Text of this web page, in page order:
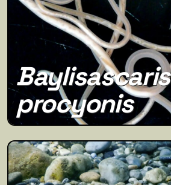
Baylisascaris
procyonis